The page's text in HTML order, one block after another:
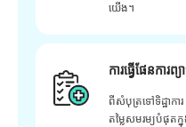
យើង។
ការធ្វើផែនការព្
ពីសំបុត្រទៅទិដ្ឋាកា
តម្លៃសមរម្យបំផុតក្នុ